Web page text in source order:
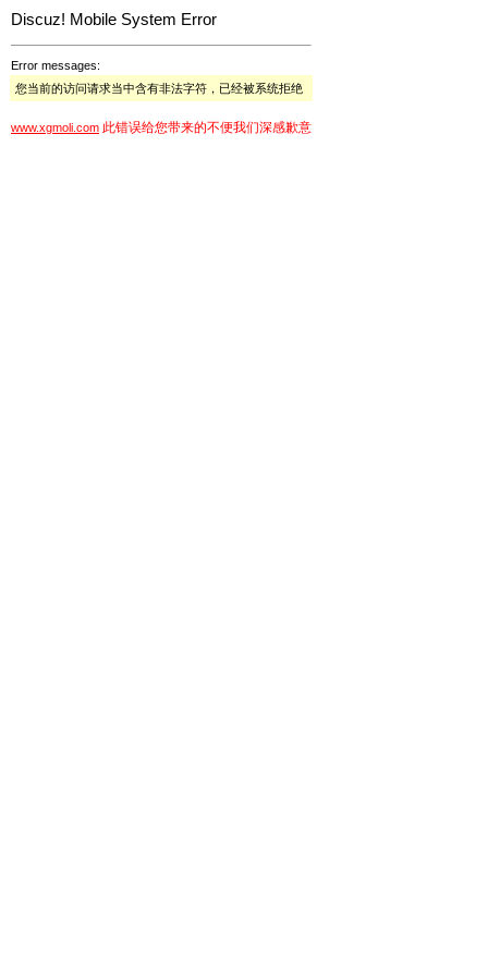
Discuz! Mobile System Error
Error messages:
您当前的访问请求当中含有非法字符，已经被系统拒绝
www.xgmoli.com 此错误给您带来的不便我们深感歉意